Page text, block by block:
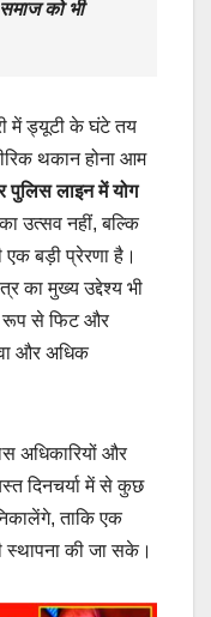
को भी
में ड्यूटी के घंटे तय
थकान होना आम
पुलिस लाइन में योग
उत्सव नहीं, बल्कि
बड़ी प्रेरणा है।
का मुख्य उद्देश्य भी
रूप से फिट और
और अधिक
अधिकारियों और
दिनचर्या में से कुछ
ताकि एक
की जा सके।